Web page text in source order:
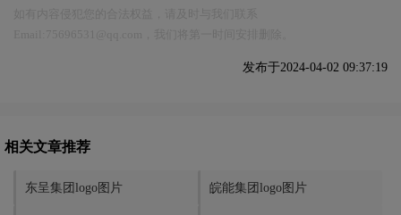
发布于2024-04-02 09:37:19
相关文章推荐
东呈集团logo图片 皖能集团logo图片